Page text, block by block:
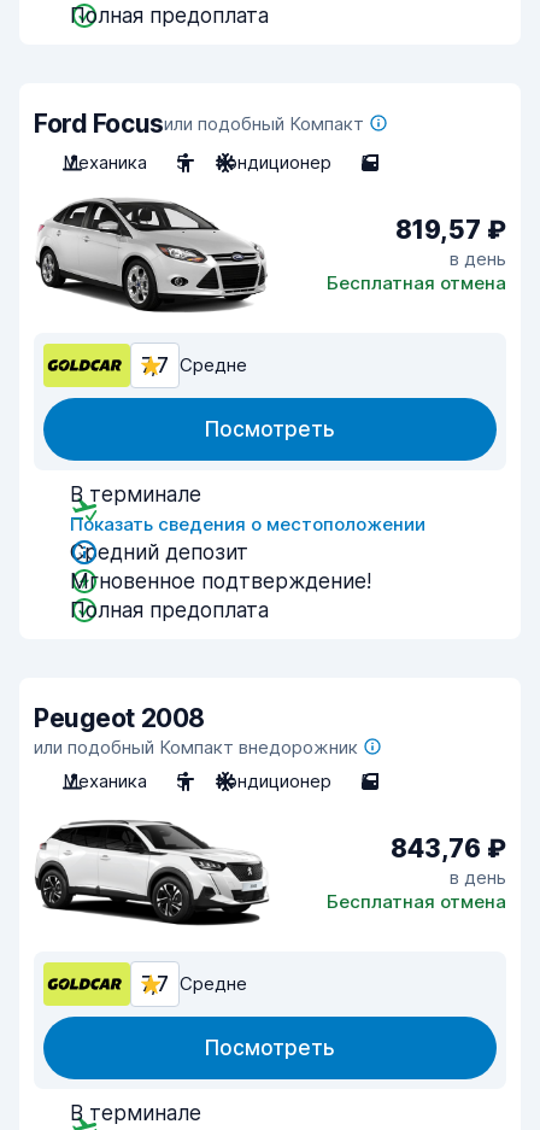
Полная предоплата
Ford Focusили подобный Компакт
Механика
5 Кондиционер 5
819,57 ₽
в день
Бесплатная отмена
7,7 Средне
Посмотреть
В терминале
Показать сведения о местоположении
Средний депозит
Мгновенное подтверждение!
Полная предоплата
Peugeot 2008
или подобный Компакт внедорожник
Механика
5 Кондиционер 5
843,76 ₽
в день
Бесплатная отмена
7,7 Средне
Посмотреть
В терминале